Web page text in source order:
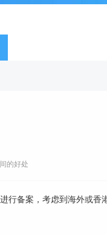
的好处
备案，考虑到海外或香